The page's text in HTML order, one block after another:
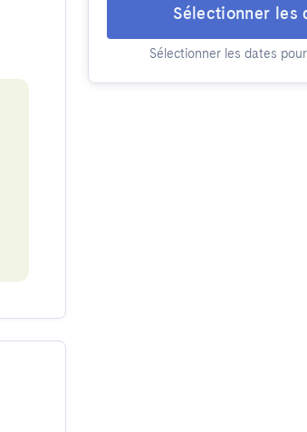
Sélectionner les
Sélectionner les dates